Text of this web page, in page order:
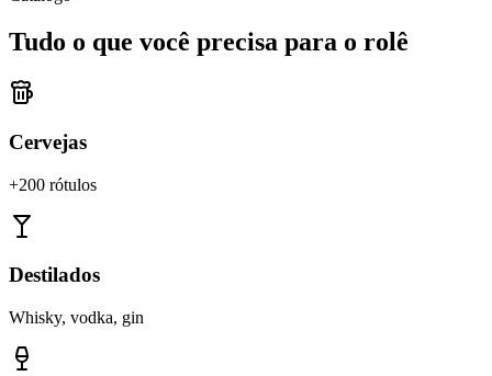
Tudo o que você precisa para o rolê
Cervejas
+200 rótulos
Destilados
Whisky, vodka, gin